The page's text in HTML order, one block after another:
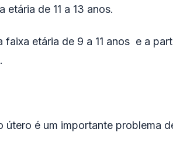
de 11 a 13 anos.
faixa etária de 9 a 11 anos e a
é um importante problema